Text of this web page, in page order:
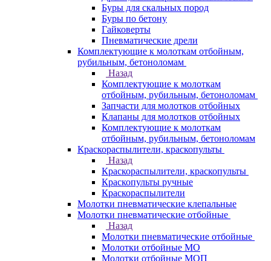
Буры для скальных пород
Буры по бетону
Гайковерты
Пневматические дрели
Комплектующие к молоткам отбойным,
рубильным, бетоноломам
Назад
Комплектующие к молоткам
отбойным, рубильным, бетоноломам
Запчасти для молотков отбойных
Клапаны для молотков отбойных
Комплектующие к молоткам
отбойным, рубильным, бетоноломам
Краскораспылители, краскопульты
Назад
Краскораспылители, краскопульты
Краскопульты ручные
Краскораспылители
Молотки пневматические клепальные
Молотки пневматические отбойные
Назад
Молотки пневматические отбойные
Молотки отбойные МО
Молотки отбойные МОП